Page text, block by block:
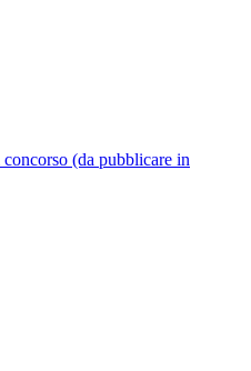
(da pubblicare in